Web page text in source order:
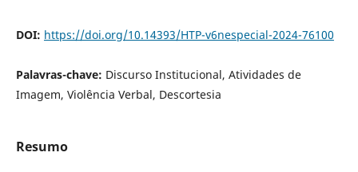
DOI: https://doi.org/10.14393/HTP-v6nespecial-2024-76100
Palavras-chave: Discurso Institucional, Atividades de
Imagem, Violência Verbal, Descortesia
Resumo